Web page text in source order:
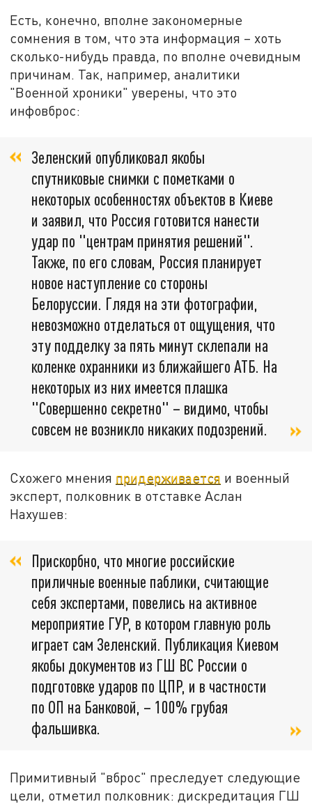
Есть, конечно, вполне закономерные
сомнения в том, что эта информация – хоть
сколько-нибудь правда, по вполне очевидным
причинам. Так, например, аналитики
"Военной хроники" уверены, что это
инфовброс:
Зеленский опубликовал якобы
спутниковые снимки с пометками о
некоторых особенностях объектов в Киеве
и заявил, что Россия готовится нанести
удар по "центрам принятия решений".
Также, по его словам, Россия планирует
новое наступление со стороны
Белоруссии. Глядя на эти фотографии,
невозможно отделаться от ощущения, что
эту подделку за пять минут склепали на
коленке охранники из ближайшего АТБ. На
некоторых из них имеется плашка
"Совершенно секретно" – видимо, чтобы
совсем не возникло никаких подозрений.
Схожего мнения придерживается и военный
эксперт, полковник в отставке Аслан
Нахушев:
Прискорбно, что многие российские
приличные военные паблики, считающие
себя экспертами, повелись на активное
мероприятие ГУР, в котором главную роль
играет сам Зеленский. Публикация Киевом
якобы документов из ГШ ВС России о
подготовке ударов по ЦПР, и в частности
по ОП на Банковой, – 100% грубая
фальшивка.
Примитивный "вброс" преследует следующие
цели, отметил полковник: дискредитация ГШ